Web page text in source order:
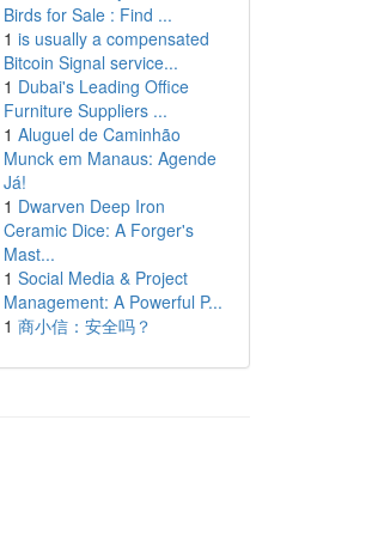
Birds for Sale : Find ...
1 is usually a compensated
Bitcoin Signal service...
1 Dubai's Leading Office
Furniture Suppliers ...
1 Aluguel de Caminhão
Munck em Manaus: Agende
Já!
1 Dwarven Deep Iron
Ceramic Dice: A Forger's
Mast...
1 Social Media & Project
Management: A Powerful P...
1 商小信：安全吗？